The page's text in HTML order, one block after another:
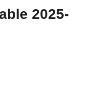
2025-